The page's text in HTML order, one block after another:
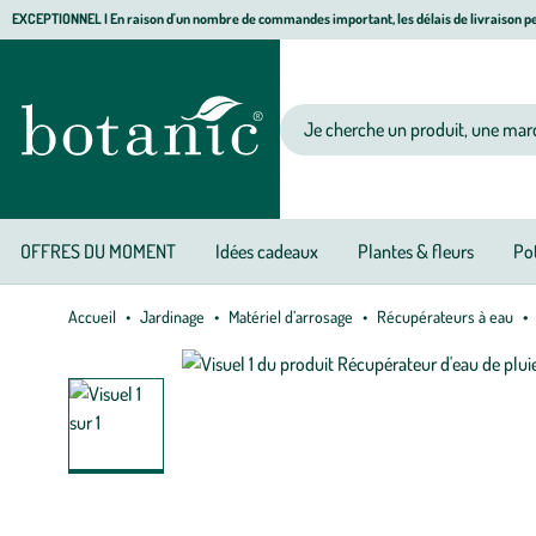
Aller
navigation
Aller
principal
Aller
de
page
EXCEPTIONNEL I En raison d'un nombre de commandes important, les délais de livraison
Votre recherche
OFFRES DU MOMENT Idées cadeaux Plantes & fleurs
Accueil Jardinage Matériel d’arrosage Récupérateurs à eau